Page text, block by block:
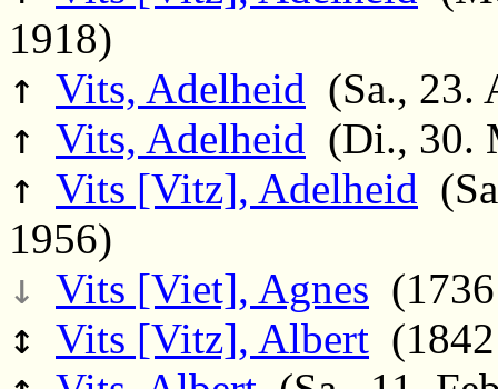
1918)
↑ Vits, Adelheid (Sa., 23.
↑ Vits, Adelheid (Di., 30.
↑ Vits [Vitz], Adelheid
1956)
↓ Vits [Viet], Agnes
↕ Vits [Vitz], Albert